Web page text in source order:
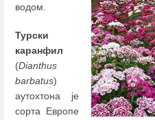
водом.
Турски
каранфил
(Dianthus
barbatus)
аутохтона је
сорта Европе